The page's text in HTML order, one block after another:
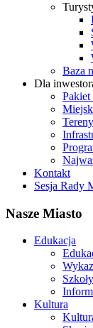
Baza
Dla
Kontakt
Sesja Rady
Nasze Miasto
Edukacja
Kultura